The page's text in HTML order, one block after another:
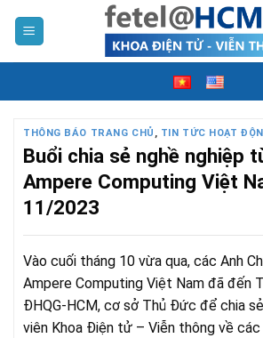
THÔNG BÁO TRANG CHỦ , TIN TỨC HOẠT
Buổi chia sẻ nghề nghiệp
Ampere Computing Việt
11/2023
Vào cuối tháng 10 vừa qua, các Anh
Ampere Computing Việt Nam đã đến
ĐHQG-HCM, cơ sở Thủ Đức để chia
viên Khoa Điện tử – Viễn thông về